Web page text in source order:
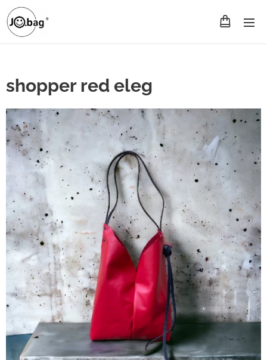
shopper red eleg